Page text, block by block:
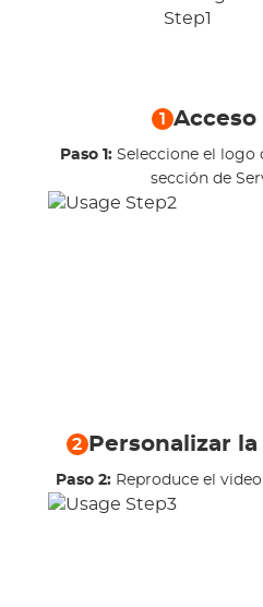
1 Acceso
Paso 1:Seleccione el logo
sección de
2 Personalizar
Paso 2: Reproduce el